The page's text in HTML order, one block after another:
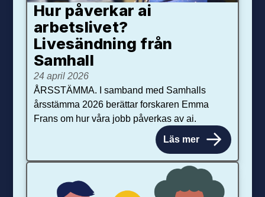
Hur påverkar ai
arbetslivet?
Livesändning från
Samhall
24 april 2026
ÅRSSTÄMMA. I samband med Samhalls
årsstämma 2026 berättar forskaren Emma
Frans om hur våra jobb påverkas av ai.
Läs mer